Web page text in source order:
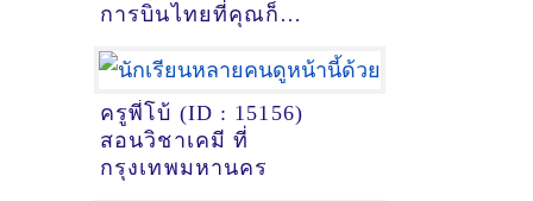
การบินไทยที่คุณก็
ครูพี่โบ้ (ID : 15156)
สอนวิชาเคมี ที่
กรุงเทพมหานคร